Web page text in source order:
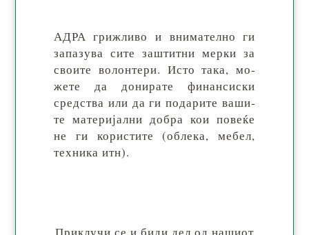
АДРА гриж­ли­во и вни­ма­тел­но ги
за­па­зу­ва си­те заш­тит­ни мер­ки за
сво­ите во­лон­те­ри. Исто та­ка, мо­
же­те да до­ни­ра­те фи­нан­си­ски
сред­ства или да ги по­да­ри­те ва­ши­
те ма­те­ри­јал­ни до­бра кои по­ве­ќе
не ги ко­рис­ти­те (об­ле­ка, ме­бел,
тех­ни­ка итн).